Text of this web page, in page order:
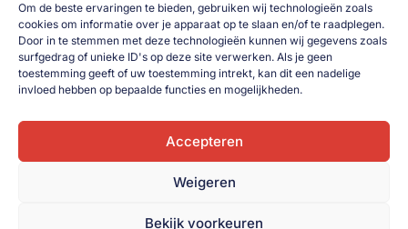
Om de beste ervaringen te bieden, gebruiken wij technologieën zoals
cookies om informatie over je apparaat op te slaan en/of te raadplegen.
Door in te stemmen met deze technologieën kunnen wij gegevens zoals
surfgedrag of unieke ID's op deze site verwerken. Als je geen
toestemming geeft of uw toestemming intrekt, kan dit een nadelige
invloed hebben op bepaalde functies en mogelijkheden.
Accepteren
Weigeren
Bekijk voorkeuren
Bakken
Bakken gebruikt
Dekselbakken
Dieren
Elektra
9,50
Toevoegen aan
winkelwagen